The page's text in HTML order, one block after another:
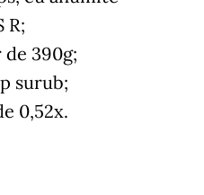
R;
390g;
surub;
0,52x.